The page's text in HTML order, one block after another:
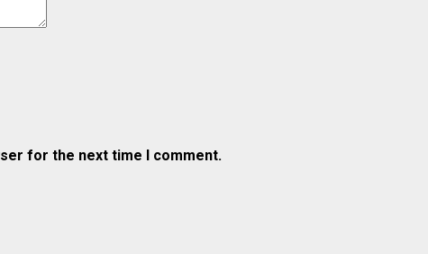
for the next time I comment.